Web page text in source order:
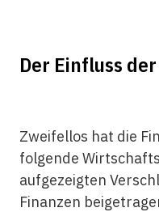
Der Einfluss
Zweifellos hat die
folgende
aufgezeigten
Finanzen